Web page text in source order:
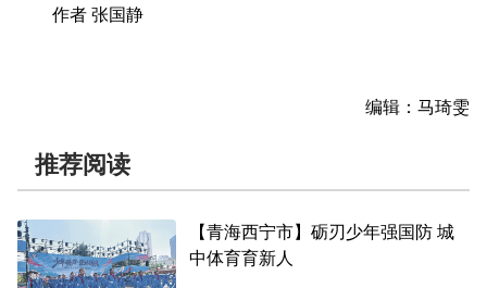
作者 张国静
编辑：马琦雯
推荐阅读
【青海西宁市】砺刃少年强国防 城
中体育育新人